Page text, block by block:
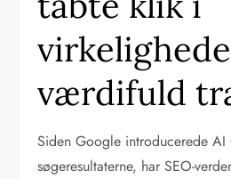
værdifuld
Siden Google introducerede
søgeresultaterne, har SEO-